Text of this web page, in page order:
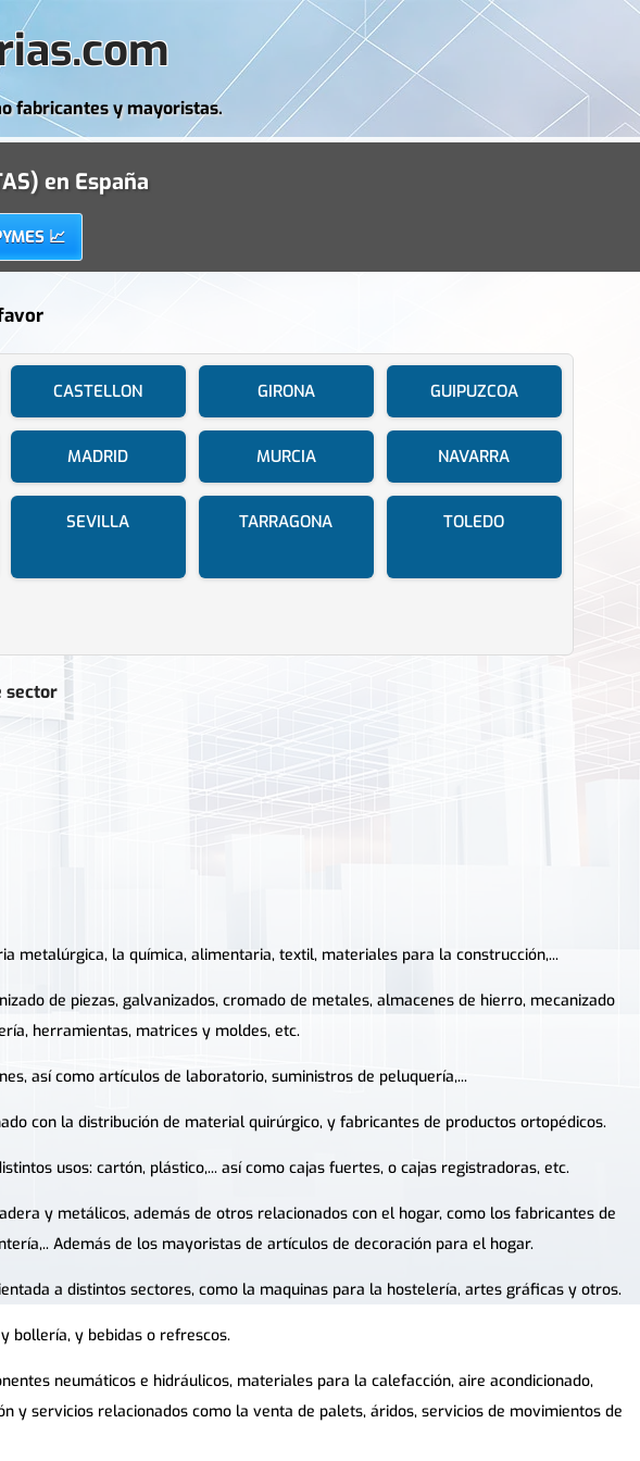
fabricantes y mayoristas.
en España
📈
CASTELLON GIRONA GUIPUZCOA
MADRID MURCIA NAVARRA
SEVILLA TARRAGONA TOLEDO
sector
metalúrgica, la química, alimentaria, textil, materiales para la construcción,...
de piezas, galvanizados, cromado de metales, almacenes de hierro, mecanizado
herramientas, matrices y moldes, etc.
así como artículos de laboratorio, suministros de peluquería,...
con la distribución de material quirúrgico, y fabricantes de productos ortopédicos.
usos: cartón, plástico,... así como cajas fuertes, o cajas registradoras, etc.
y metálicos, además de otros relacionados con el hogar, como los fabricantes de
Además de los mayoristas de artículos de decoración para el hogar.
a distintos sectores, como la maquinas para la hostelería, artes gráficas y otros.
bollería, y bebidas o refrescos.
neumáticos e hidráulicos, materiales para la calefacción, aire acondicionado,
servicios relacionados como la venta de palets, áridos, servicios de movimientos de